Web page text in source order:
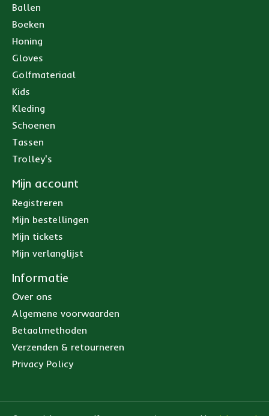
Ballen
Boeken
Honing
Gloves
Golfmateriaal
Kids
Kleding
Schoenen
Tassen
Trolley's
Mijn account
Registreren
Mijn bestellingen
Mijn tickets
Mijn verlanglijst
Informatie
Over ons
Algemene voorwaarden
Betaalmethoden
Verzenden & retourneren
Privacy Policy